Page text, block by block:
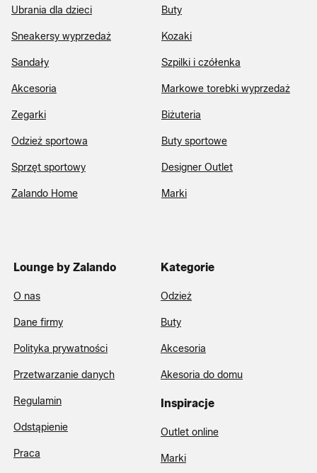
Ubrania dla dzieci Buty
Sneakersy wyprzedaż Kozaki
Sandały Szpilki i czółenka
Akcesoria Markowe torebki wyprzedaż
Zegarki Biżuteria
Odzież sportowa Buty sportowe
Sprzęt sportowy Designer Outlet
Zalando Home Marki
Lounge by Zalando
O nas
Dane firmy
Polityka prywatności
Przetwarzanie danych
Regulamin
Odstąpienie
Praca
Kategorie
Odzież
Buty
Akcesoria
Akesoria do domu
Inspiracje
Outlet online
Marki